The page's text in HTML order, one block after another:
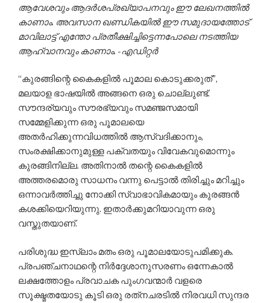
ആവേശവും ആദര്‍ശപ്രഖ്യാപനവും ഈ ലേഖനത്തില്‍
കാണാം. അവസാന ഖണ്ഡികയില്‍ ഈ സമുദായത്തോട്
മാവിലാട്ട് എന്തോ പ്രതീക്ഷിച്ചിട്ടെന്നപോലെ നടത്തിയ
ആഹ്വാനവും കാണാം. -എഡിറ്റര്‍
“കുരങ്ങിന്റെ കൈകളില്‍ പൂമാല കൊടുക്കരുത്”,
മലയാള ഭാഷയില്‍ അങ്ങനെ ഒരു ചൊല്ലുണ്ട്.
സൗന്ദര്യവും സൗരഭ്യവും സമഞ്ജസമായി
സമ്മേളിക്കുന്ന ഒരു പൂമാലയെ
അതര്‍ഹിക്കുന്നവിധത്തില്‍ ആസ്വദിക്കാനും,
സംരക്ഷിക്കാനുമുള്ള പക്വതയും വിവേകവുമൊന്നും
കുരങ്ങിനില്ല. അതിനാല്‍ തന്റെ കൈകളില്‍
അത്തരമൊരു സാധനം വന്നു പെട്ടാല്‍ തിരിച്ചും മറിച്ചും
ഒന്നാവര്‍ത്തിച്ചു നോക്കി സ്വാഭാവികമായും കുരങ്ങന്‍
കശക്കിയെറിയുന്നു. ഇതാര്‍ക്കുമറിയാവുന്ന ഒരു
വസ്തുതയാണ്.
പരിശുദ്ധ ഇസ്‌ലാം മതം ഒരു പൂമാലയോടുപമിക്കുക.
പ്രപഞ്ചനാഥന്റെ നിര്‍ദ്ദേശാനുസരണം ഒന്നേകാല്‍
ലക്ഷത്തോളം പ്രവാചക പുംഗവന്മാര്‍ വളരെ
സൂക്ഷ്മതയോടു കൂടി ഒരു രത്‌നചരടില്‍ നിരവധി സുന്ദര